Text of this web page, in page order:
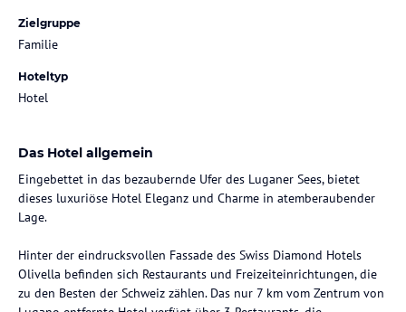
Zielgruppe
Familie
Hoteltyp
Hotel
Das Hotel allgemein
Eingebettet in das bezaubernde Ufer des Luganer Sees, bietet
dieses luxuriöse Hotel Eleganz und Charme in atemberaubender
Lage.
Hinter der eindrucksvollen Fassade des Swiss Diamond Hotels
Olivella befinden sich Restaurants und Freizeiteinrichtungen, die
zu den Besten der Schweiz zählen. Das nur 7 km vom Zentrum von